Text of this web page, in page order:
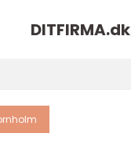
DITFIRMA.dk